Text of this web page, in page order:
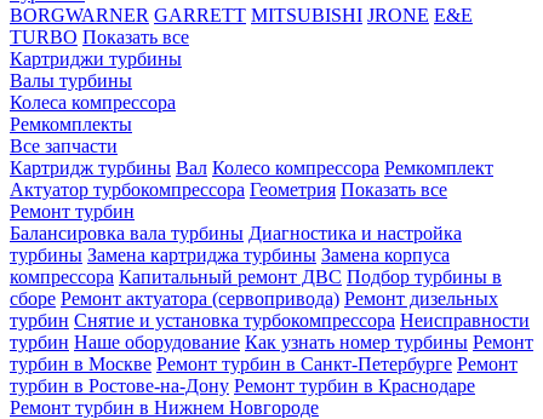
BORGWARNER GARRETT MITSUBISHI JRONE E&E
TURBO Показать все
Картриджи турбины
Валы турбины
Колеса компрессора
Ремкомплекты
Все запчасти
Картридж турбины Вал Колесо компрессора Ремкомплект
Актуатор турбокомпрессора Геометрия Показать все
Ремонт турбин
Балансировка вала турбины Диагностика и настройка
турбины Замена картриджа турбины Замена корпуса
компрессора Капитальный ремонт ДВС Подбор турбины в
сборе Ремонт актуатора (сервопривода) Ремонт дизельных
турбин Снятие и установка турбокомпрессора Неисправности
турбин Наше оборудование Как узнать номер турбины Ремонт
турбин в Москве Ремонт турбин в Санкт-Петербурге Ремонт
турбин в Ростове-на-Дону Ремонт турбин в Краснодаре
Ремонт турбин в Нижнем Новгороде